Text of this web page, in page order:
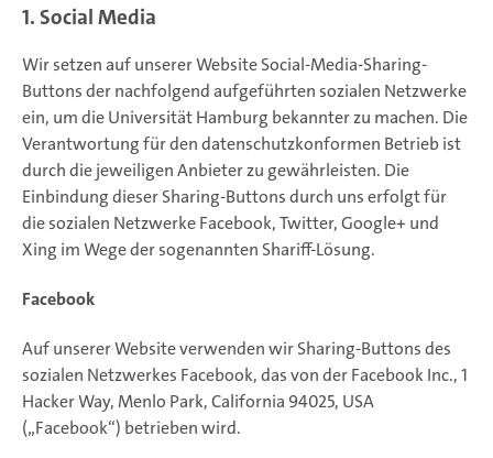
1. Social Media
Wir setzen auf unserer Website Social-Media-Sharing-
Buttons der nachfolgend aufgeführten sozialen Netzwerke
ein, um die Universität Hamburg bekannter zu machen. Die
Verantwortung für den datenschutzkonformen Betrieb ist
durch die jeweiligen Anbieter zu gewährleisten. Die
Einbindung dieser Sharing-Buttons durch uns erfolgt für
die sozialen Netzwerke Facebook, Twitter, Google+ und
Xing im Wege der sogenannten Shariff-Lösung.
Facebook
Auf unserer Website verwenden wir Sharing-Buttons des
sozialen Netzwerkes Facebook, das von der Facebook Inc., 1
Hacker Way, Menlo Park, California 94025, USA
(„Facebook“) betrieben wird.